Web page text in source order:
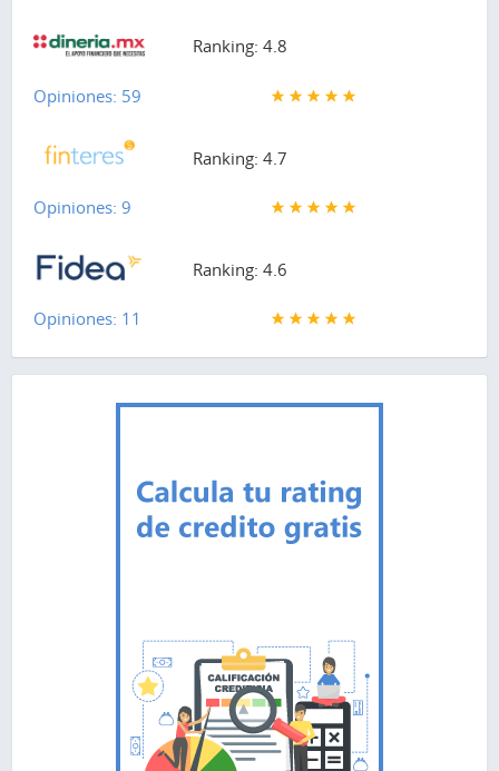
Ranking: 4.8
Opiniones: 59
Ranking: 4.7
Opiniones: 9
Ranking: 4.6
Opiniones: 11